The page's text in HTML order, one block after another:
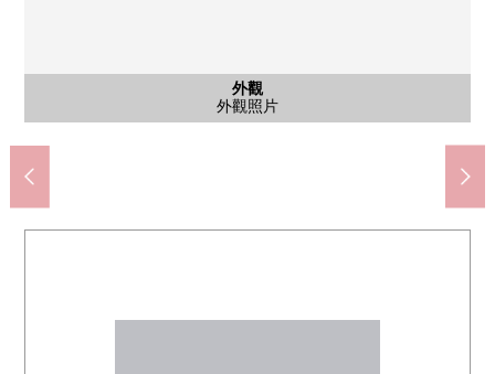
外觀
外觀照片
外觀
外觀照片
外觀
外觀照片
外觀
外觀照片
外觀
外觀照片
外觀
外觀照片
外觀
外觀照片
外觀
門口
門口
門口
院子
院子
風景
院子
風景
外觀照片
外觀
外觀照片
外觀
外觀照片
含有前面道路的外觀
前面道路
含有前面道路的外觀
前面道路
外觀
外觀照片
仙台市立袋原小學(約870m)
步行11分鐘
仙台市立中田中學(約1380m)
步行18分鐘
前海上北公園(約10m)
步行1分鐘
在7-Eleven仙台南醫院的前面的商店(約210m)
步行3分鐘
前海上3號公園(約310m)
步行4分鐘
鬆本清仙台中田店(約890m)
步行12分鐘
YAMAZAWA中田店(約1030m)
步行13分鐘
ujiesupa袋原商店(約1220m)
步行16分鐘
仙台中田郵局(約1350m)
步行17分鐘